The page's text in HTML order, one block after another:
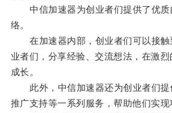
中信加速器为创业者们提供了优质
络。
在加速器内部，创业者们可以接触
业者们，分享经验、交流想法，在激
成长。
此外，中信加速器还为创业者们提
推广支持等一系列服务，帮助他们实现